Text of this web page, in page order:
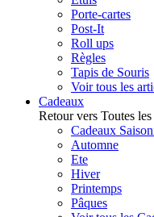
Porte-cartes
Post-It
Roll ups
Règles
Tapis de Souris
Voir tous les
Cadeaux
Retour vers Toutes
Cadeaux
Automne
Ete
Hiver
Printemps
Pâques